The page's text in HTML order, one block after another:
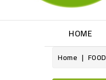
HOME
Home FOOD